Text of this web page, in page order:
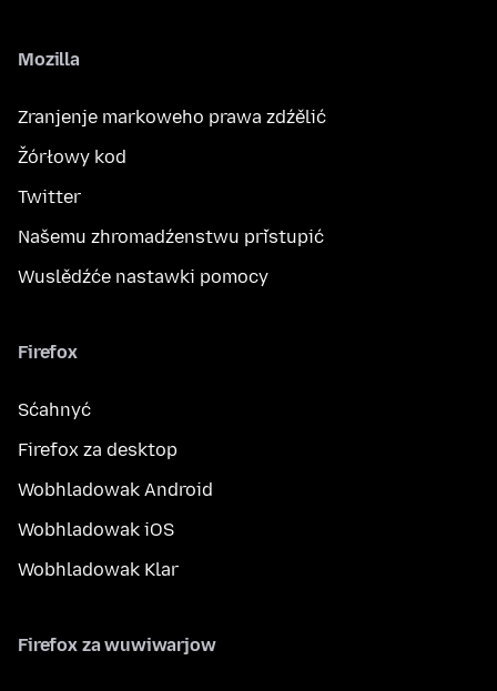
Mozilla
Zranjenje markoweho prawa zdźělić
Žórłowy kod
Twitter
Našemu zhromadźenstwu přistupić
Wuslědźće nastawki pomocy
Firefox
Sćahnyć
Firefox za desktop
Wobhladowak Android
Wobhladowak iOS
Wobhladowak Klar
Firefox za wuwiwarjow